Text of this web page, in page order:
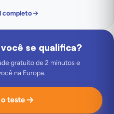
completo
se qualifica?
gratuito de 2 minutos e
na Europa.
teste